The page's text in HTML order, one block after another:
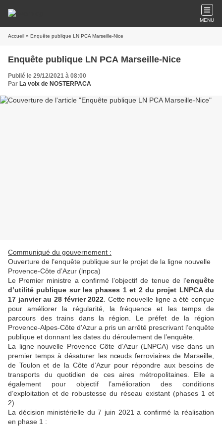
MENU
Accueil » Enquête publique LN PCA Marseille-Nice
Enquête publique LN PCA Marseille-Nice
Publié le 29/12/2021 à 08:00
Par La voix de NOSTERPACA
Communiqué du gouvernement :
Ouverture de l’enquête publique sur le projet de la ligne nouvelle
Provence-Côte d’Azur (lnpca)
Le Premier ministre a confirmé l’objectif de tenue de l’enquête
d’utilité publique sur les phases 1 et 2 du projet LNPCA du
17 janvier au 28 février 2022 . Cette nouvelle ligne a été conçue
pour améliorer la régularité, la fréquence et les temps de
parcours des trains dans la région. Le préfet de la région
Provence-Alpes-Côte d'Azur a pris un arrêté prescrivant l’enquête
publique et donnant les dates du déroulement de l’enquête.
La ligne nouvelle Provence Côte d’Azur (LNPCA) vise dans un
premier temps à désaturer les nœuds ferroviaires de Marseille,
de Toulon et de la Côte d’Azur pour répondre aux besoins de
transports du quotidien de ces aires métropolitaines. Elle a
également pour objectif l’amélioration des conditions
d’exploitation et de robustesse du réseau existant (phases 1 et
2).
La décision ministérielle du 7 juin 2021 a confirmé la réalisation
en phase 1 :